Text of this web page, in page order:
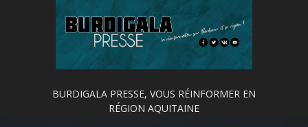
BURDIGALA PRESSE, VOUS RÉINFORMER EN
RÉGION AQUITAINE